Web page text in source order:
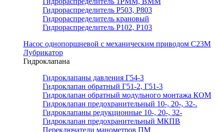
Гидрораспределитель Р503, Р803
Гидрораспределитель крановый
Гидрораспределитель Р102, Р103
Насос однопоршневой с механическим приводом С23М
Лубрикатор
Гидроклапана
Гидроклапаны давления Г54-3
Гидроклапан обратный Г51-2, Г51-3
Гидроклапан обратный модульного монтажа КОМ
Гидроклапан предохранительный 10-, 20-, 32-.
Гидроклапаны редукционные 10-, 20-, 32-
Гидроклапан предохранительный МКПВ
Переключатели манометров ПМ